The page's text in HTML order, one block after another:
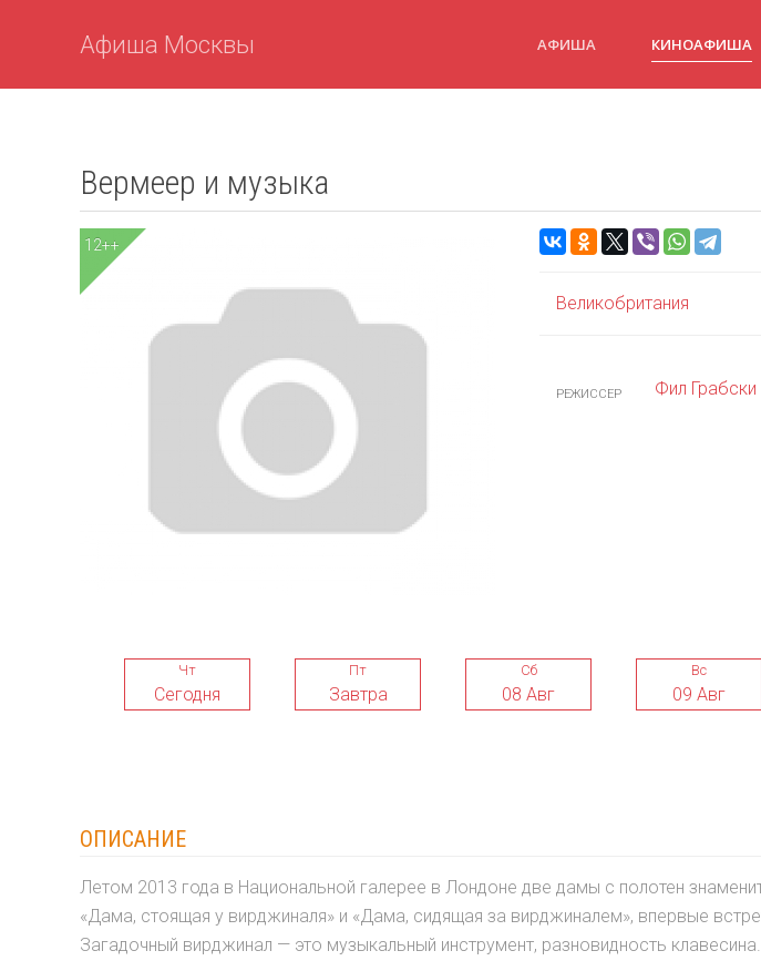
Афиша Москвы АФИША КИНОАФИША
Вермеер и музыка
12++
Великобритания
РЕЖИССЕР Фил Грабски
Чт
Сегодня
Пт
Завтра
Сб
08 Авг
Вс
09 Авг
ОПИСАНИЕ
Летом 2013 года в Национальной галерее в Лондоне две дамы с полотен
«Дама, стоящая у вирджиналя» и «Дама, сидящая за вирджиналем», впервые
Загадочный вирджинал — это музыкальный инструмент, разновидность